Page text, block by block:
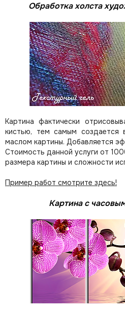
Обработка холста
Картина фактически
кистью, тем самым создается
маслом картины. Добавляется
Стоимость данной услуги от
размера картины и сложности
Пример работ смотрите здесь!
Картина с